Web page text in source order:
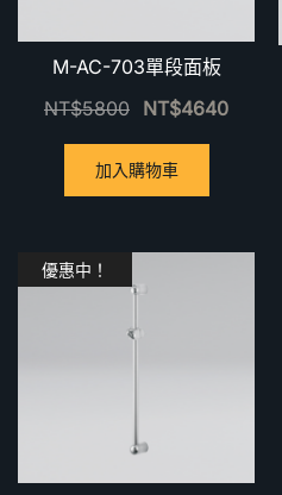
M-AC-703單段面板
NT$5800 NT$4640
加入購物車
優惠中！